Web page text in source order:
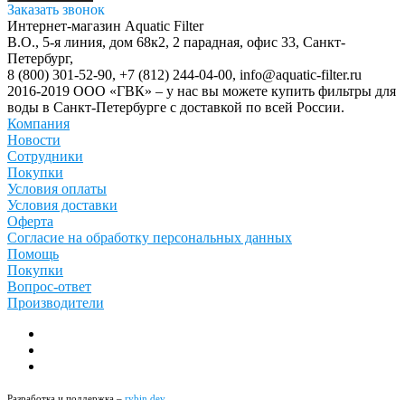
Заказать звонок
Интернет-магазин Aquatic Filter
В.О., 5-я линия, дом 68к2, 2 парадная, офис 33, Санкт-
Петербург,
8 (800) 301-52-90, +7 (812) 244-04-00, info@aquatic-filter.ru
2016-2019 ООО «ГВК» – у нас вы можете купить фильтры для
воды в Санкт-Петербурге с доставкой по всей России.
Компания
Новости
Сотрудники
Покупки
Условия оплаты
Условия доставки
Оферта
Согласие на обработку персональных данных
Помощь
Покупки
Вопрос-ответ
Производители